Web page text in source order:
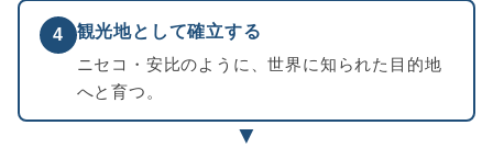
4
観光地として確立する
ニセコ・安比のように、世界に知られた目的地
へと育つ。
▼